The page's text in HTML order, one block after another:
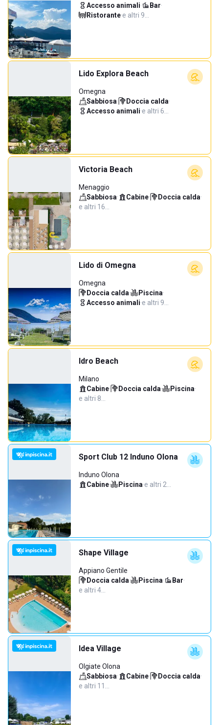
Accesso animali· Bar·
Ristorante·e altri 9…
Lido Explora Beach
Omegna
Sabbiosa· Doccia calda·
Accesso animali·e altri 6…
Victoria Beach
Menaggio
Sabbiosa· Cabine· Doccia calda·
e altri 16…
Lido di Omegna
Omegna
Doccia calda· Piscina·
Accesso animali·e altri 9…
Idro Beach
Milano
Cabine· Doccia calda· Piscina·
e altri 8…
Sport Club 12 Induno Olona
Induno Olona
Cabine· Piscina·e altri 2…
Shape Village
Appiano Gentile
Doccia calda· Piscina· Bar·
e altri 4…
Idea Village
Olgiate Olona
Sabbiosa· Cabine· Doccia calda·
e altri 11…